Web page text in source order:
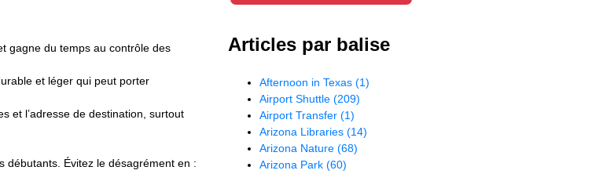
gagne du temps au contrôle des
et léger qui peut porter
et l’adresse de destination, surtout
débutants. Évitez le désagrément en :
Articles par balise
Afternoon in Texas(1)
Airport Shuttle(209)
Airport Transfer(1)
Arizona Libraries(14)
Arizona Nature(68)
Arizona Park(60)